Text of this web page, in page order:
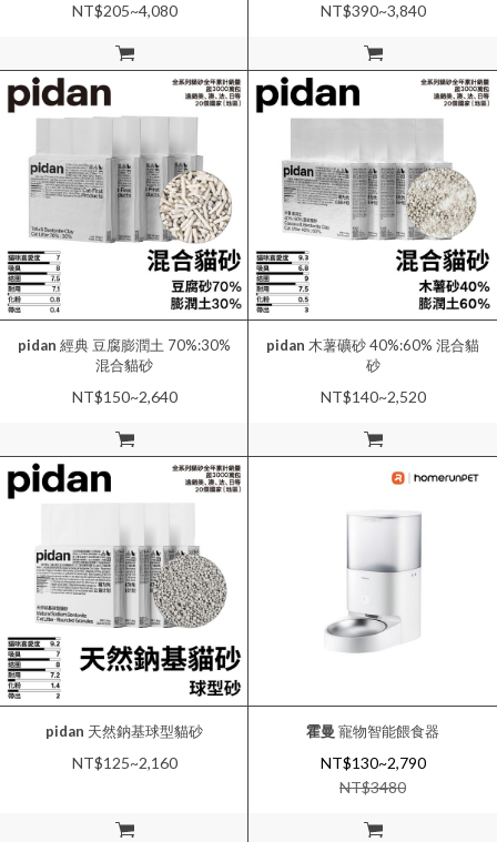
加入購物車
NT$205~4,080
加入購物車
NT$390~3,840
加入購物車
pidan 經典 豆腐膨潤土 70%:30%
混合貓砂
NT$150~2,640
加入購物車
pidan 木薯礦砂 40%:60% 混合貓
砂
NT$140~2,520
加入購物車
pidan 天然鈉基球型貓砂
NT$125~2,160
加入購物車
霍曼 寵物智能餵食器
NT$130~2,790
NT$3480